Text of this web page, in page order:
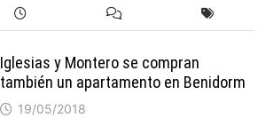
Iglesias y Montero se compran
también un apartamento en Benidorm
19/05/2018